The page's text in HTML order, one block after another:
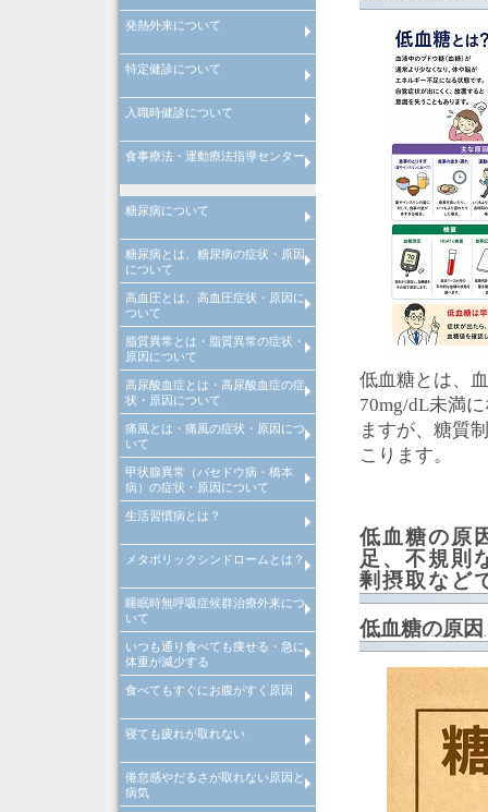
発熱外来について
風邪症状で受診される場合の
発熱は何度から？
インフルエンザA型とインフル
ンザB型の違い
特定健診について
入職時健診について
入職時健診の注意点
食事療法・運動療法指導センター
管理栄養士による料理教室
院内講演会・糖尿病の寺子屋
理学療法士による
心臓リハビリテーション
理学療法士による
運動器リハビリテーション
糖尿病について
糖尿病の合併症
メタボリック症候群
糖尿病の早期発見
糖尿病とは、糖尿病の症状・原因
について
糖尿病とは、糖尿病原因・糖
当院での取り組み
高血圧とは、高血圧症状・原因に
ついて
高血圧とは、高血圧原因・高
当院での取り組み
脂質異常とは・脂質異常の症状・
原因について
脂質異常とは、脂質異常原因
質異常診断
脂質異常治療
当院での取り組み
高尿酸血症とは・高尿酸血症の症
状・原因について
高尿酸血症とは、高尿酸血症原
因・高尿酸血症診断
高尿酸血症治療
当院での取り組み
痛風とは・痛風の症状・原因につ
いて
甲状腺異常（バセドウ病・橋本
病）の症状・原因について
病）とは
生活習慣病とは？
生活習慣病とは
メタボリックシンドロームとは？
メタボリックシンドロームと
診断基準や原因・改善・予防
睡眠時無呼吸症候群治療外来につ
いて
睡眠時無呼吸症候群治療外来
いつも通り食べても痩せる・急に
体重が減少する
いつも通り食べても痩せる・
体重が減少する原因・病気
食べてもすぐにお腹がすく原因
食べてもすぐにお腹がすく原
寝ても疲れが取れない
寝ても疲れが取れない病気・
倦怠感やだるさが取れない原因と
病気
低血糖とは、
70mg/dL未満
ますが、糖質
こります。
低血糖の原
足、不規則
剰摂取など
低血糖の原